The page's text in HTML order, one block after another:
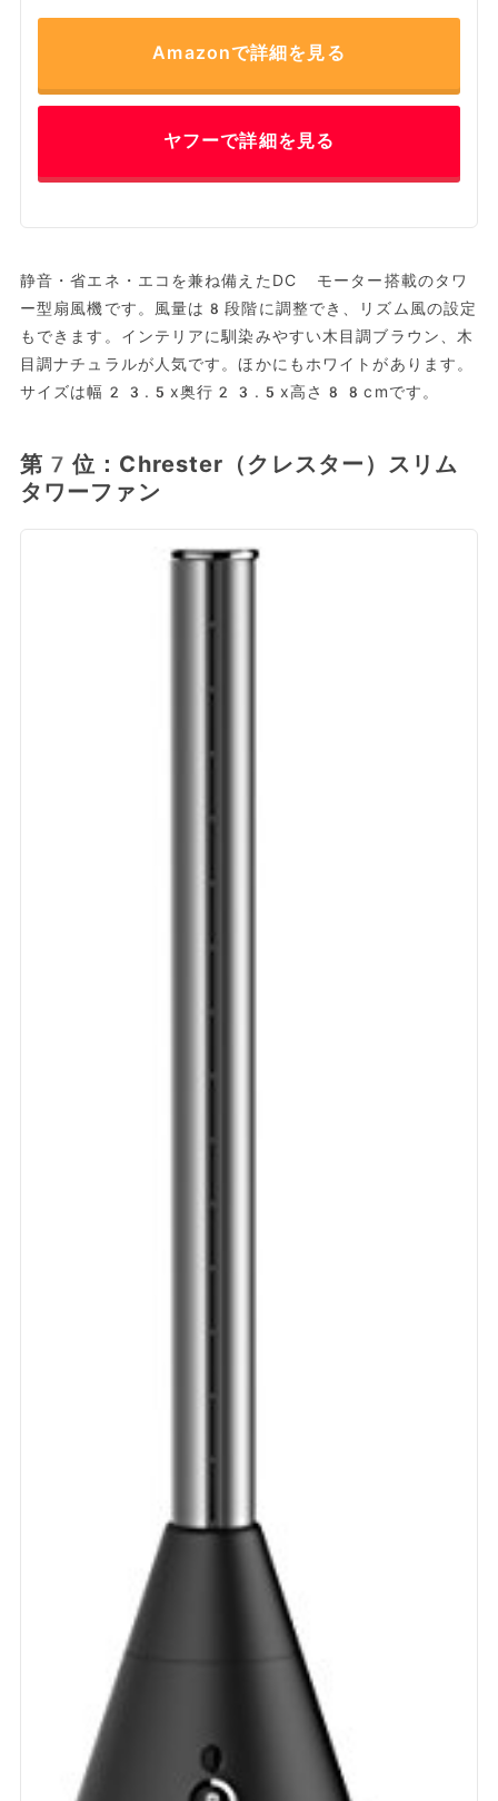
Amazonで詳細を見る
ヤフーで詳細を見る
静音・省エネ・エコを兼ね備えたDC モーター搭載のタワ
ー型扇風機です。風量は8段階に調整でき、リズム風の設定
もできます。インテリアに馴染みやすい木目調ブラウン、木
目調ナチュラルが人気です。ほかにもホワイトがあります。
サイズは幅23.5x奥行23.5x高さ88cmです。
第7位：Chrester（クレスター）スリム
タワーファン